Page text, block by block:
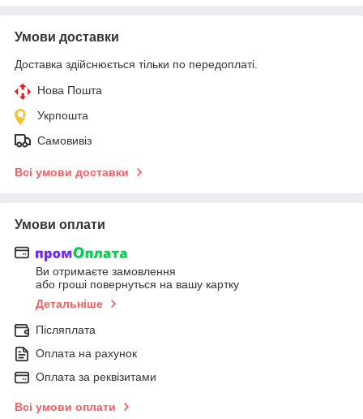
Умови доставки
Доставка здійснюється тільки по передоплаті.
Нова Пошта
Укрпошта
Самовивіз
Всі умови доставки
Умови оплати
Ви отримаєте замовлення
або гроші повернуться на вашу картку
Детальніше
Післяплата
Оплата на рахунок
Оплата за реквізитами
Всі умови оплати